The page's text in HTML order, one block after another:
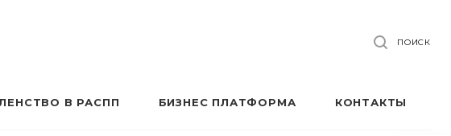
ПОИСК
В РАСПП БИЗНЕС ПЛАТФОРМА КОНТАКТЫ